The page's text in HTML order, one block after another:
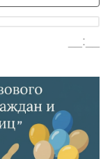
__:__